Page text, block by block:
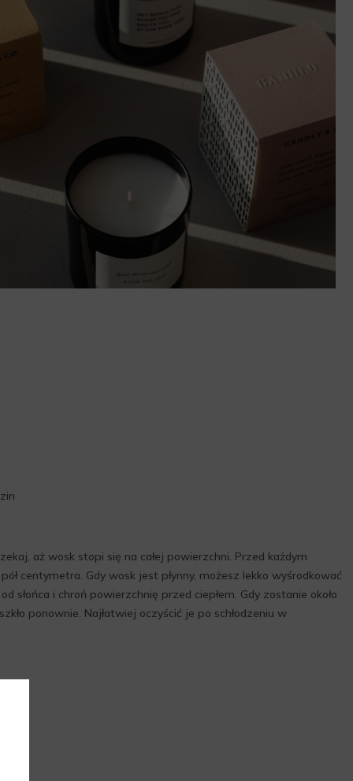
aż wosk stopi się na całej powierzchni. Przed każdym
centymetra. Gdy wosk jest płynny, możesz lekko wyśrodkować
słońca i chroń powierzchnię przed ciepłem. Gdy zostanie około
ponownie. Najłatwiej oczyścić je po schłodzeniu w